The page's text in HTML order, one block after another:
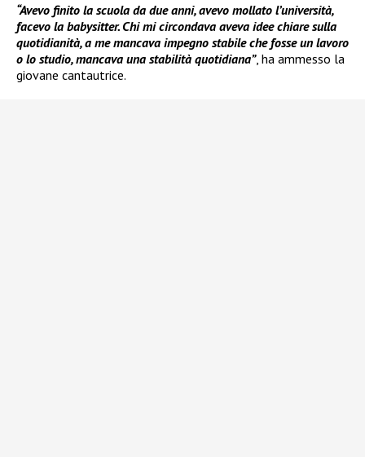
“Avevo finito la scuola da due anni, avevo mollato l’università,
facevo la babysitter. Chi mi circondava aveva idee chiare sulla
quotidianità, a me mancava impegno stabile che fosse un lavoro
o lo studio, mancava una stabilità quotidiana”, ha ammesso la
giovane cantautrice.